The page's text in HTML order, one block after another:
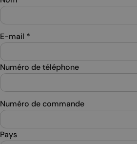
E-mail *
Numéro de téléphone
Numéro de commande
Pays